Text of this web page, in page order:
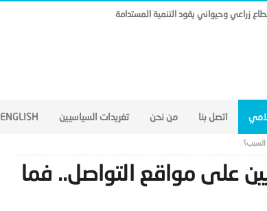
زراعي وحيواني يقود التنمية المستدامة
اتصل بنا من نحن تغريدات السياسيين ENGLISH
السبب؟
على مواقع التواصل.. فما